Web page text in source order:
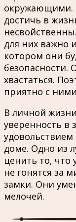
окружающими.
достичь в
для них важно
котором они
безопасности.
хвастаться.
приятно с
В личной
уверенность в
доме. Одно из
ценить то, что
не гонятся за
замки. Они
мелочей.